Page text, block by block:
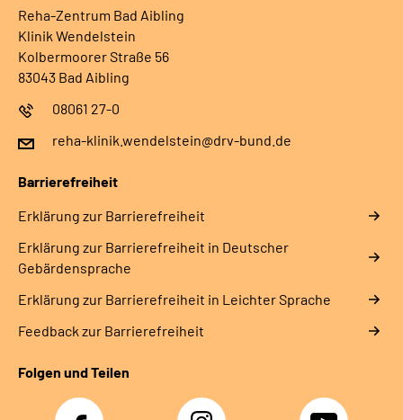
Reha-Zentrum Bad Aibling
Klinik Wendelstein
Kolbermoorer Straße 56
83043 Bad Aibling
08061 27-0
reha-klinik.wendelstein@drv-bund.de
Barrierefreiheit
Erklärung zur Barrierefreiheit
Erklärung zur Barrierefreiheit in Deutscher
Gebärdensprache
Erklärung zur Barrierefreiheit in Leichter Sprache
Feedback zur Barrierefreiheit
Folgen und Teilen
Facebook Instagram YouTube